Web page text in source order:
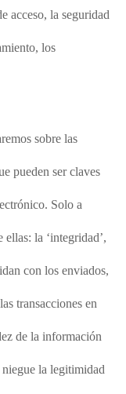
acceso, la seguridad
los
sobre las
pueden ser claves
Solo a
la ‘integridad’,
con los enviados,
transacciones en
de la información
niegue la legitimidad